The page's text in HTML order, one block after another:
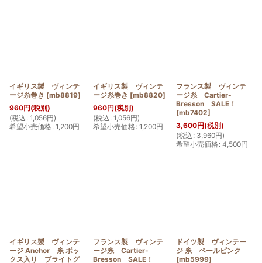
イギリス製 ヴィンテ
ージ糸巻き [mb8819]
960円(税別)
(税込 : 1,056円)
希望小売価格: 1,200円
イギリス製 ヴィンテ
ージ糸巻き [mb8820]
960円(税別)
(税込 : 1,056円)
希望小売価格: 1,200円
フランス製 ヴィンテ
ージ糸 Cartier-
Bresson SALE！
[mb7402]
3,600円(税別)
(税込 : 3,960円)
希望小売価格: 4,500円
イギリス製 ヴィンテ
ージ Anchor 糸 ボッ
クス入り ブライトグ
フランス製 ヴィンテ
ージ糸 Cartier-
Bresson SALE！
ドイツ製 ヴィンテー
ジ 糸 ペールピンク
[mb5999]